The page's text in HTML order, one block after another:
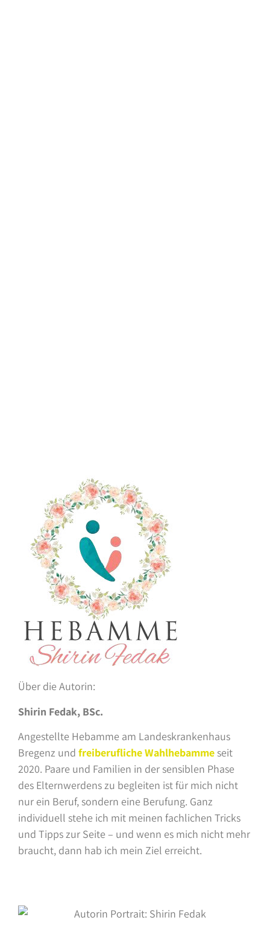
Über die Autorin:
Shirin Fedak, BSc.
Angestellte Hebamme am Landeskrankenhaus
Bregenz und freiberufliche Wahlhebamme seit
2020. Paare und Familien in der sensiblen Phase
des Elternwerdens zu begleiten ist für mich nicht
nur ein Beruf, sondern eine Berufung. Ganz
individuell stehe ich mit meinen fachlichen Tricks
und Tipps zur Seite – und wenn es mich nicht mehr
braucht, dann hab ich mein Ziel erreicht.